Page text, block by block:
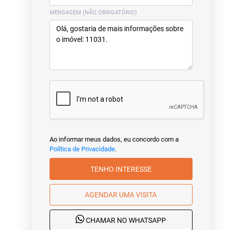
MENSAGEM (NÃO OBRIGATÓRIO)
Ao informar meus dados, eu concordo com a
Política de Privacidade.
TENHO INTERESSE
AGENDAR UMA VISITA
CHAMAR NO WHATSAPP